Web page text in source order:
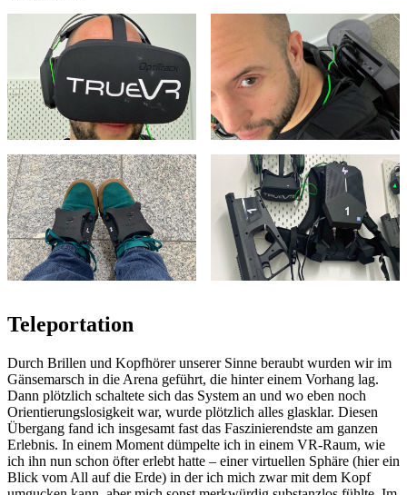
Teleportation
Durch Brillen und Kopfhörer unserer Sinne beraubt wurden wir im
Gänsemarsch in die Arena geführt, die hinter einem Vorhang lag.
Dann plötzlich schaltete sich das System an und wo eben noch
Orientierungslosigkeit war, wurde plötzlich alles glasklar. Diesen
Übergang fand ich insgesamt fast das Faszinierendste am ganzen
Erlebnis. In einem Moment dümpelte ich in einem VR-Raum, wie
ich ihn nun schon öfter erlebt hatte – einer virtuellen Sphäre (hier ein
Blick vom All auf die Erde) in der ich mich zwar mit dem Kopf